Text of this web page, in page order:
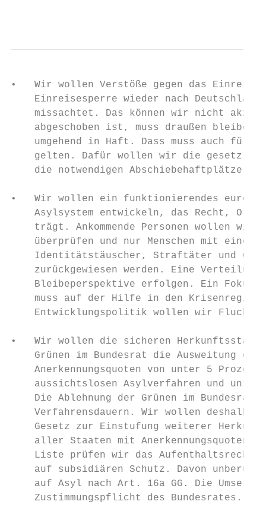
•   Wir wollen Verstöße gegen das
Einreisesperre wieder nach
missachtet. Das können wir nicht
abgeschoben ist, muss draußen
umgehend in Haft. Dass muss auch für
gelten. Dafür wollen wir die
die notwendigen Abschiebehaftplätze
•   Wir wollen ein funktionierendes
Asylsystem entwickeln, das Recht,
trägt. Ankommende Personen wollen wir
überprüfen und nur Menschen mit einem
Identitätstäuscher, Straftäter und
zurückgewiesen werden. Eine
Bleibeperspektive erfolgen. Ein Fokus
muss auf der Hilfe in den
Entwicklungspolitik wollen wir
•   Wir wollen die sicheren
Grünen im Bundesrat die Ausweitung
Anerkennungsquoten von unter 5
aussichtslosen Asylverfahren und
Die Ablehnung der Grünen im Bundesrat
Verfahrensdauern. Wir wollen deshalb
Gesetz zur Einstufung weiterer
aller Staaten mit Anerkennungsquoten
Liste prüfen wir das Aufenthaltsrecht
auf subsidiären Schutz. Davon
auf Asyl nach Art. 16a GG. Die
    Zustimmungspflicht des Bundesrates.